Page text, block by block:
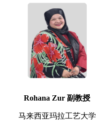
Rohana Zur 副教授
马来西亚玛拉工艺大学